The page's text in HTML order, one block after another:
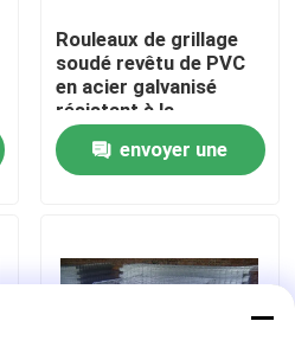
Rouleaux de grillage
soudé revêtu de PVC
en acier galvanisé
résistant à la
corrosion pour
clôtures industrielles
et construction
envoyer une